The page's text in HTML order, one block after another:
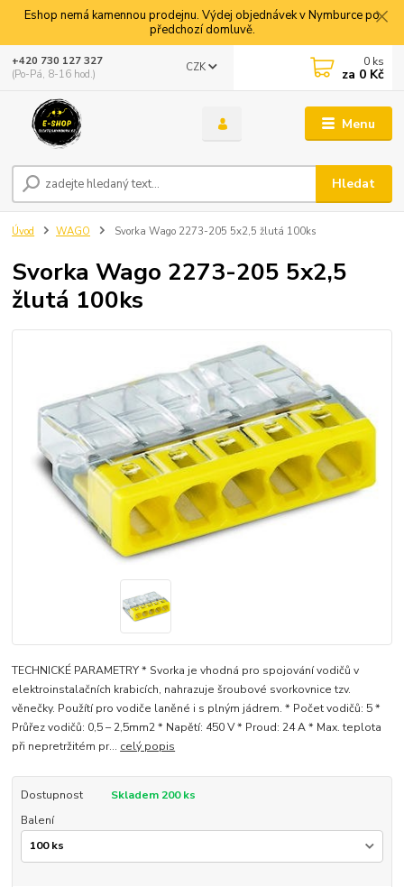
Eshop nemá kamennou prodejnu. Výdej objednávek v Nymburce po
předchozí domluvě.
Menu
CZK
Hledat
+420 730 127 327
(Po-Pá, 8-16 hod.)
0 ks
za 0 Kč
Úvod WAGO Svorka Wago 2273-205 5x2,5 žlutá 100ks
Svorka Wago 2273-205 5x2,5
žlutá 100ks
TECHNICKÉ PARAMETRY * Svorka je vhodná pro spojování vodičů v
elektroinstalačních krabicích, nahrazuje šroubové svorkovnice tzv.
věnečky. Použítí pro vodiče laněné i s plným jádrem. * Počet vodičů: 5 *
Průřez vodičů: 0,5 – 2,5mm2 * Napětí: 450 V * Proud: 24 A * Max. teplota
při nepretržitém pr... celý popis
Dostupnost
Skladem 200 ks
Balení